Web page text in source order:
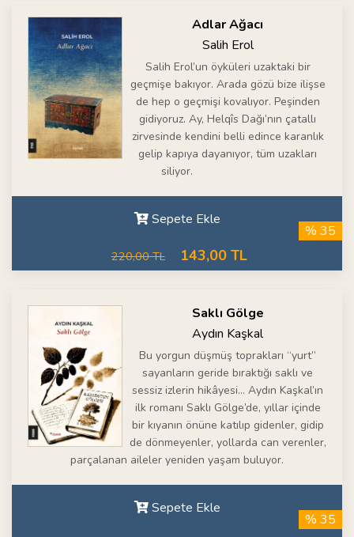
Adlar Ağacı
Salih Erol
Salih Erol’un öyküleri uzaktaki bir
geçmişe bakıyor. Arada gözü bize ilişse
de hep o geçmişi kovalıyor. Peşinden
gidiyoruz. Ay, Helqîs Dağı’nın çatallı
zirvesinde kendini belli edince karanlık
gelip kapıya dayanıyor, tüm uzakları
siliyor.
Sepete Ekle
220,00 TL 143,00 TL
% 35
Saklı Gölge
Aydın Kaşkal
Bu yorgun düşmüş toprakları “yurt”
sayanların geride bıraktığı saklı ve
sessiz izlerin hikâyesi... Aydın Kaşkal’ın
ilk romanı Saklı Gölge’de, yıllar içinde
bir kıyanın önüne katılıp gidenler, gidip
de dönmeyenler, yollarda can verenler,
parçalanan aileler yeniden yaşam buluyor.
Sepete Ekle
% 35